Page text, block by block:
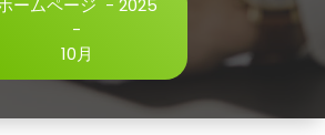
ームページ - 2025
-
10月